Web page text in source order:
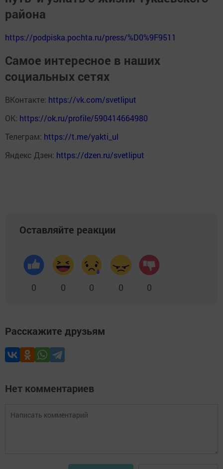
района
https://podpiska.pochta.ru/press/%D0%9F9511
Самое интересное в наших
социальных сетях
ВКонтакте: https://vk.com/svetliput
ОК: https://ok.ru/profile/590414664980
Телеграм: https://t.me/yakti_ul
Яндекс Дзен: https://dzen.ru/svetliput
Оставляйте реакции
0 0 0 0 0
Расскажите друзьям
Нет комментариев